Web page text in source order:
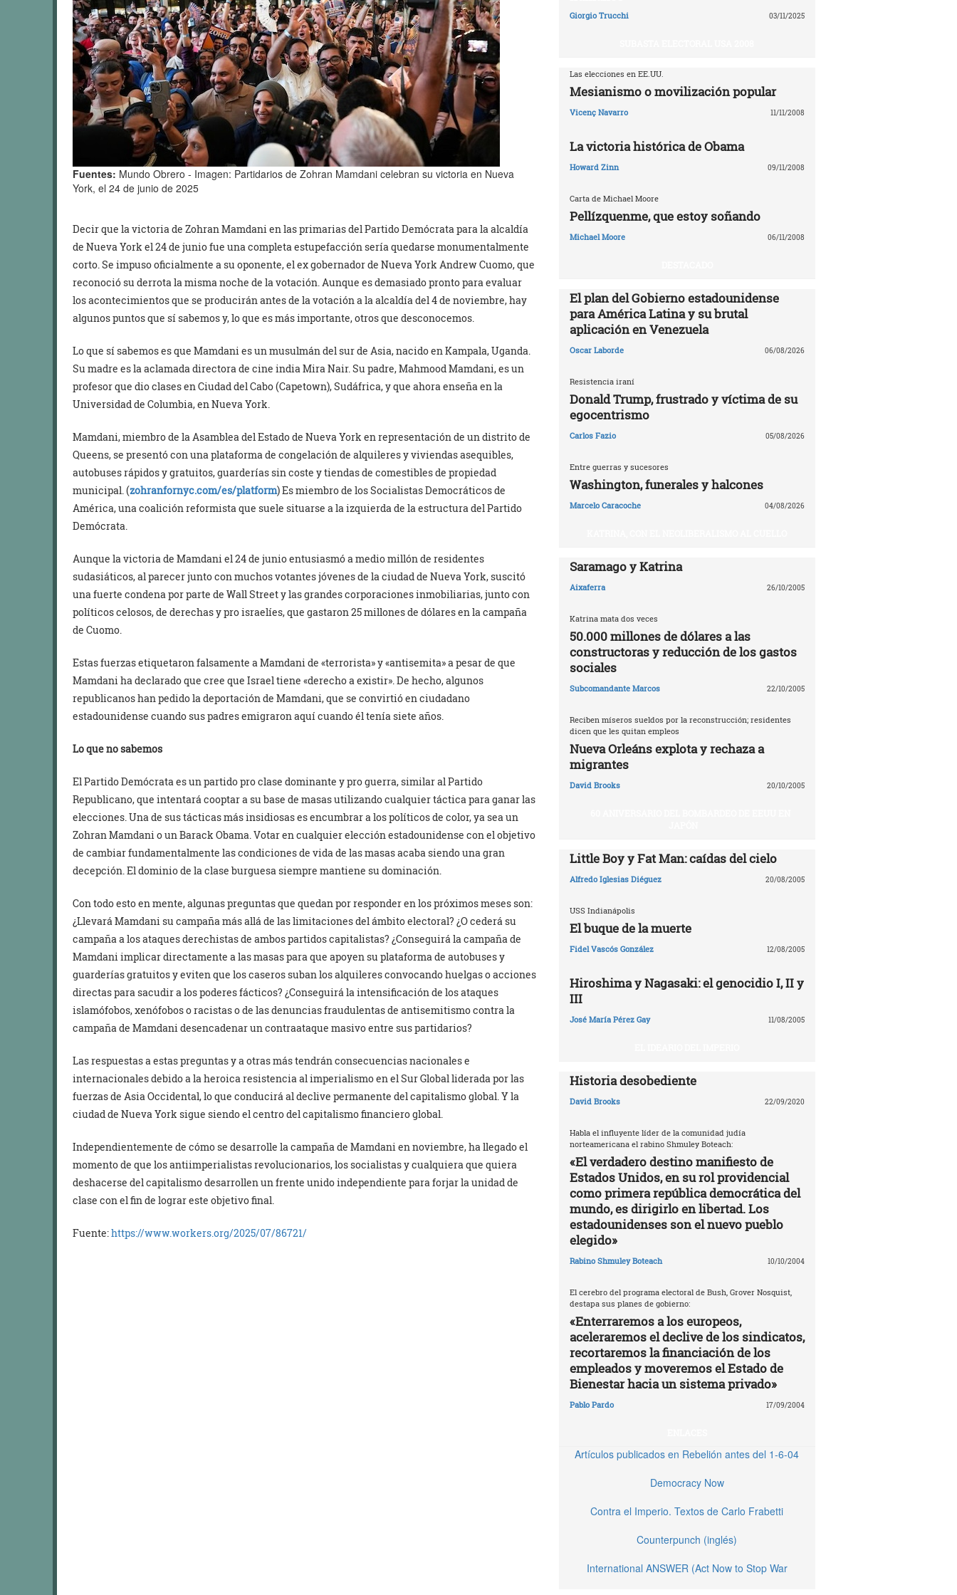
Fuentes: Mundo Obrero - Imagen: Partidarios de Zohran Mamdani celebran su victoria en Nueva
York, el 24 de junio de 2025
Decir que la victoria de Zohran Mamdani en las primarias del Partido Demócrata para la alcaldía
de Nueva York el 24 de junio fue una completa estupefacción sería quedarse monumentalmente
corto. Se impuso oficialmente a su oponente, el ex gobernador de Nueva York Andrew Cuomo, que
reconoció su derrota la misma noche de la votación. Aunque es demasiado pronto para evaluar
los acontecimientos que se producirán antes de la votación a la alcaldía del 4 de noviembre, hay
algunos puntos que sí sabemos y, lo que es más importante, otros que desconocemos.
Lo que sí sabemos es que Mamdani es un musulmán del sur de Asia, nacido en Kampala, Uganda.
Su madre es la aclamada directora de cine india Mira Nair. Su padre, Mahmood Mamdani, es un
profesor que dio clases en Ciudad del Cabo (Capetown), Sudáfrica, y que ahora enseña en la
Universidad de Columbia, en Nueva York.
Mamdani, miembro de la Asamblea del Estado de Nueva York en representación de un distrito de
Queens, se presentó con una plataforma de congelación de alquileres y viviendas asequibles,
autobuses rápidos y gratuitos, guarderías sin coste y tiendas de comestibles de propiedad
municipal. (zohranfornyc.com/es/platform) Es miembro de los Socialistas Democráticos de
América, una coalición reformista que suele situarse a la izquierda de la estructura del Partido
Demócrata.
Aunque la victoria de Mamdani el 24 de junio entusiasmó a medio millón de residentes
sudasiáticos, al parecer junto con muchos votantes jóvenes de la ciudad de Nueva York, suscitó
una fuerte condena por parte de Wall Street y las grandes corporaciones inmobiliarias, junto con
políticos celosos, de derechas y pro israelíes, que gastaron 25 millones de dólares en la campaña
de Cuomo.
Estas fuerzas etiquetaron falsamente a Mamdani de «terrorista» y «antisemita» a pesar de que
Mamdani ha declarado que cree que Israel tiene «derecho a existir». De hecho, algunos
republicanos han pedido la deportación de Mamdani, que se convirtió en ciudadano
estadounidense cuando sus padres emigraron aquí cuando él tenía siete años.
Lo que no sabemos
El Partido Demócrata es un partido pro clase dominante y pro guerra, similar al Partido
Republicano, que intentará cooptar a su base de masas utilizando cualquier táctica para ganar las
elecciones. Una de sus tácticas más insidiosas es encumbrar a los políticos de color, ya sea un
Zohran Mamdani o un Barack Obama. Votar en cualquier elección estadounidense con el objetivo
de cambiar fundamentalmente las condiciones de vida de las masas acaba siendo una gran
decepción. El dominio de la clase burguesa siempre mantiene su dominación.
Con todo esto en mente, algunas preguntas que quedan por responder en los próximos meses son:
¿Llevará Mamdani su campaña más allá de las limitaciones del ámbito electoral? ¿O cederá su
campaña a los ataques derechistas de ambos partidos capitalistas? ¿Conseguirá la campaña de
Mamdani implicar directamente a las masas para que apoyen su plataforma de autobuses y
guarderías gratuitos y eviten que los caseros suban los alquileres convocando huelgas o acciones
directas para sacudir a los poderes fácticos? ¿Conseguirá la intensificación de los ataques
islamófobos, xenófobos o racistas o de las denuncias fraudulentas de antisemitismo contra la
campaña de Mamdani desencadenar un contraataque masivo entre sus partidarios?
Las respuestas a estas preguntas y a otras más tendrán consecuencias nacionales e
internacionales debido a la heroica resistencia al imperialismo en el Sur Global liderada por las
fuerzas de Asia Occidental, lo que conducirá al declive permanente del capitalismo global. Y la
ciudad de Nueva York sigue siendo el centro del capitalismo financiero global.
Independientemente de cómo se desarrolle la campaña de Mamdani en noviembre, ha llegado el
momento de que los antiimperialistas revolucionarios, los socialistas y cualquiera que quiera
deshacerse del capitalismo desarrollen un frente unido independiente para forjar la unidad de
clase con el fin de lograr este objetivo final.
Fuente:https://www.workers.org/2025/07/86721/
Giorgio Trucchi 03/11/2025
Las elecciones en EE.UU.
Mesianismo o movilización popular
Vicenç Navarro 11/11/2008
La victoria histórica de Obama
Howard Zinn 09/11/2008
Carta de Michael Moore
Pellízquenme, que estoy soñando
Michael Moore 06/11/2008
El plan del Gobierno estadounidense
para América Latina y su brutal
aplicación en Venezuela
Oscar Laborde 06/08/2026
Resistencia iraní
Donald Trump, frustrado y víctima de su
egocentrismo
Carlos Fazio 05/08/2026
Entre guerras y sucesores
Washington, funerales y halcones
Marcelo Caracoche 04/08/2026
Saramago y Katrina
Aixaferra 26/10/2005
Katrina mata dos veces
50.000 millones de dólares a las
constructoras y reducción de los gastos
sociales
Subcomandante Marcos 22/10/2005
Reciben míseros sueldos por la reconstrucción; residentes
dicen que les quitan empleos
Nueva Orleáns explota y rechaza a
migrantes
David Brooks 20/10/2005
Little Boy y Fat Man: caídas del cielo
Alfredo Iglesias Diéguez 20/08/2005
USS Indianápolis
El buque de la muerte
Fidel Vascós González 12/08/2005
Hiroshima y Nagasaki: el genocidio I, II y
III
José María Pérez Gay 11/08/2005
Historia desobediente
David Brooks 22/09/2020
Habla el influyente líder de la comunidad judía
norteamericana el rabino Shmuley Boteach:
«El verdadero destino manifiesto de
Estados Unidos, en su rol providencial
como primera república democrática del
mundo, es dirigirlo en libertad. Los
estadounidenses son el nuevo pueblo
elegido»
Rabino Shmuley Boteach 10/10/2004
El cerebro del programa electoral de Bush, Grover Nosquist,
destapa sus planes de gobierno:
«Enterraremos a los europeos,
aceleraremos el declive de los sindicatos,
recortaremos la financiación de los
empleados y moveremos el Estado de
Bienestar hacia un sistema privado»
Pablo Pardo 17/09/2004
Artículos publicados en Rebelión antes del 1-6-04
Democracy Now
Contra el Imperio. Textos de Carlo Frabetti
Counterpunch (inglés)
International ANSWER (Act Now to Stop War